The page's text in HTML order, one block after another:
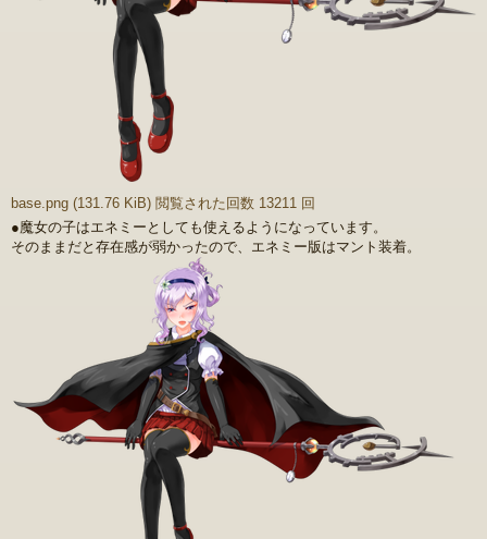
base.png (131.76 KiB) 閲覧された回数 13211 回
●魔女の子はエネミーとしても使えるようになっています。
そのままだと存在感が弱かったので、エネミー版はマント装着。